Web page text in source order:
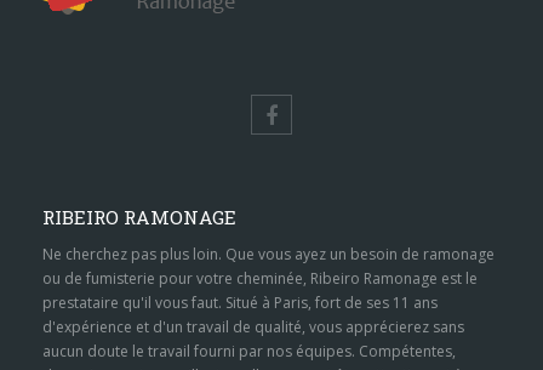
RIBEIRO RAMONAGE
Ne cherchez pas plus loin. Que vous ayez un besoin de ramonage
ou de fumisterie pour votre cheminée, Ribeiro Ramonage est le
prestataire qu'il vous faut. Situé à Paris, fort de ses 11 ans
d'expérience et d'un travail de qualité, vous apprécierez sans
aucun doute le travail fourni par nos équipes. Compétentes,